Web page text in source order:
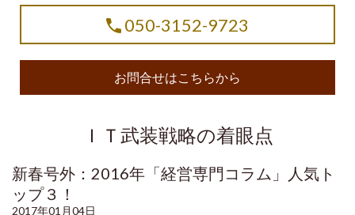
050-3152-9723
お問合せはこちらから
ＩＴ武装戦略の着眼点
新春号外：2016年「経営専門コラム」人気ト
ップ３！
2017年01月04日